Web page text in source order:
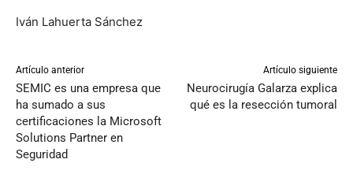
Iván Lahuerta Sánchez
Artículo anterior
SEMIC es una empresa que
ha sumado a sus
certificaciones la Microsoft
Solutions Partner en
Seguridad
Artículo siguiente
Neurocirugía Galarza explica
qué es la resección tumoral